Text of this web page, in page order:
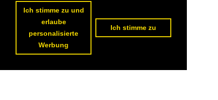
Ich stimme zu und
erlaube
personalisierte
Werbung
Ich stimme zu